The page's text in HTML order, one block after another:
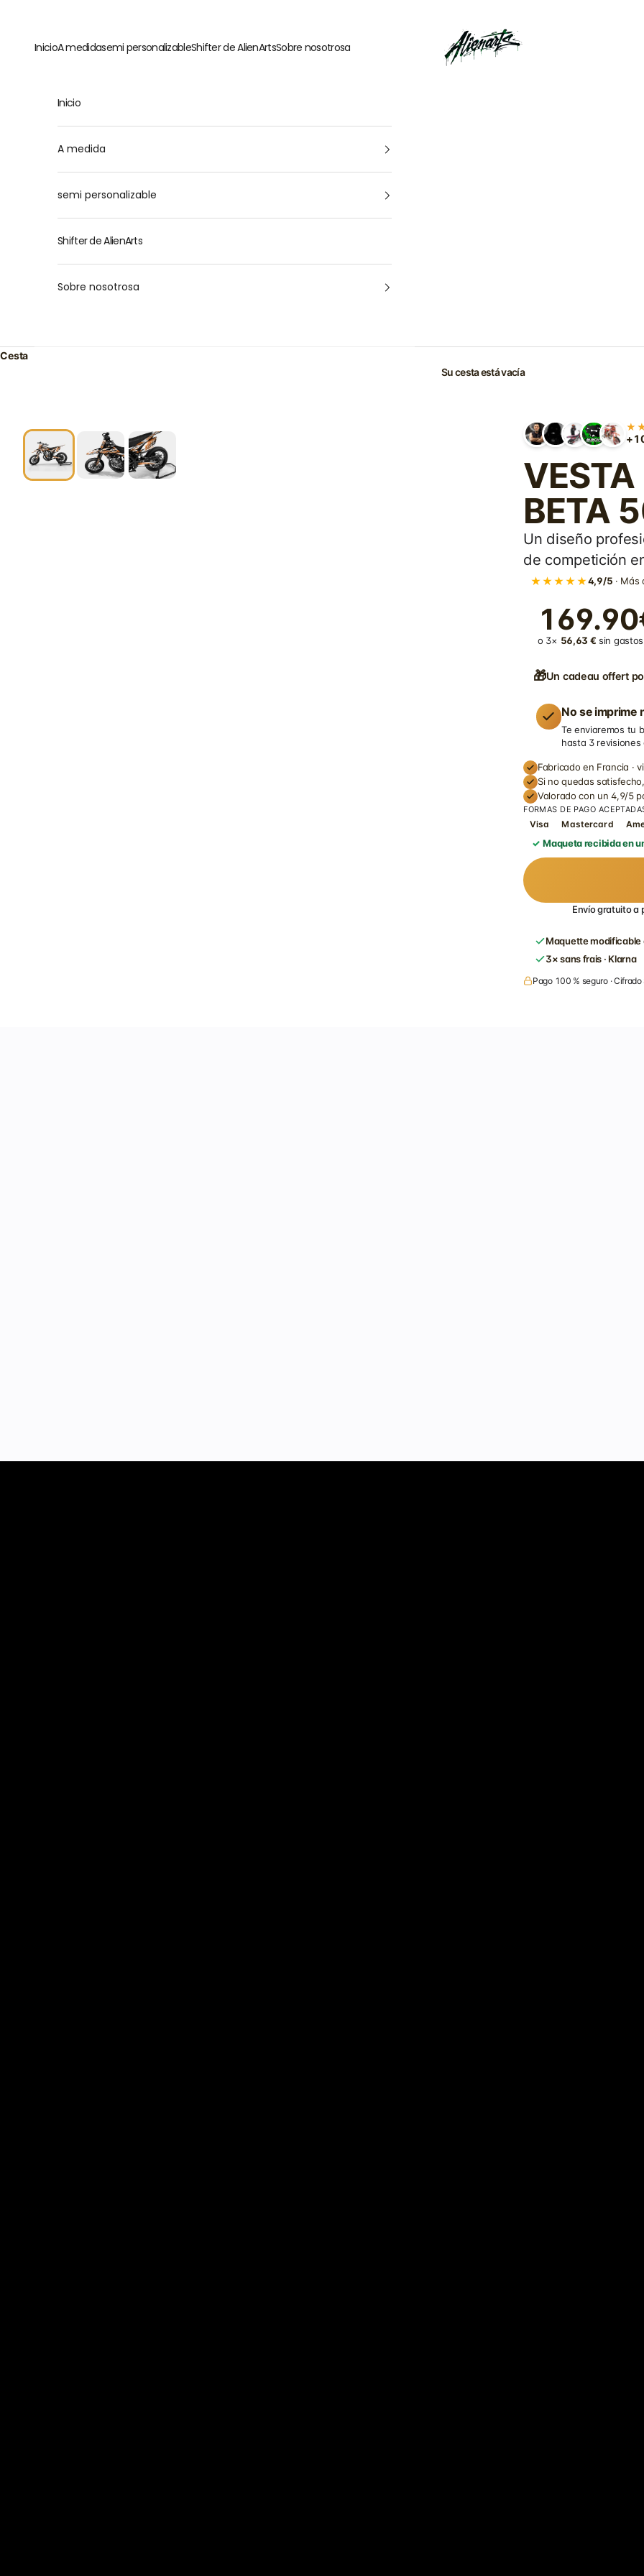
AlienArts
InicioA medidasemi personalizableShifter de AlienArtsSobre nosotrosa
Inicio
A medida
semi personalizable
Shifter de AlienArts
Sobre nosotrosa
Cesta
Su cesta está vacía
BETA
Un diseño
de competición
★★★★★4,9/5 ·
o 3× 56,63 € sin gastos
🎁Un cadeau offert
No se imprime
Te enviaremos tu
hasta 3
Fabricado en Francia ·
Si no quedas
Valorado con un 4,9/5
FORMAS DE PAGO
Visa Mastercard
Maqueta recibida en
Envío gratuito a
Maquette modificable
3× sans frais · Klarna
Pago 100 % seguro · Cifrado
Marca, modelo y año: para que encuentres el kit perfecto para ti.